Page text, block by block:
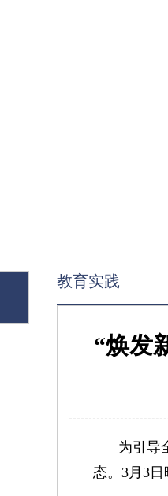
教育实践
“焕发
为引导
态。3月3